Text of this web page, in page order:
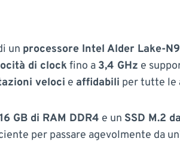
un processore Intel Alder Lake-
di clockfino a 3,4 GHz e
veloci e affidabili per tutte le
16 GB di RAM DDR4 e un SSD M.2
per passare agevolmente da